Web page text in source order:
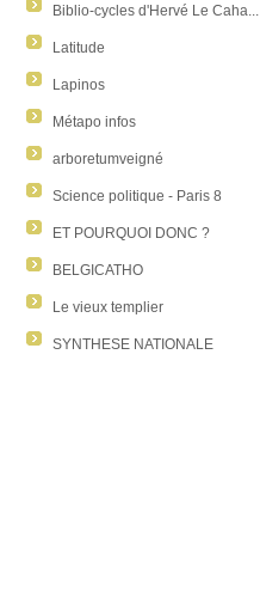
Biblio-cycles d'Hervé Le Caha...
Latitude
Lapinos
Métapo infos
arboretumveigné
Science politique - Paris 8
ET POURQUOI DONC ?
BELGICATHO
Le vieux templier
SYNTHESE NATIONALE